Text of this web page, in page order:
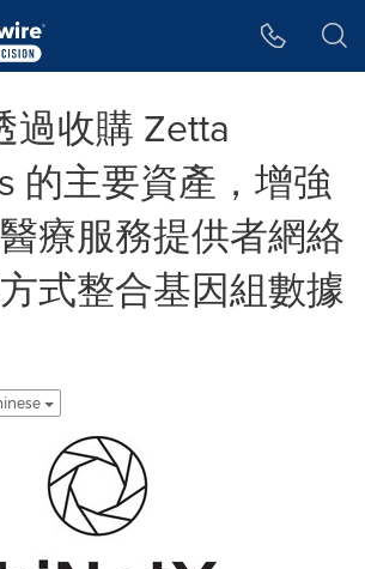
過收購 Zetta
的主要資產，增強
療服務提供者網絡
式整合基因組數據